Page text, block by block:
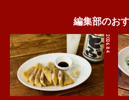
編集部のお
2026.8.4